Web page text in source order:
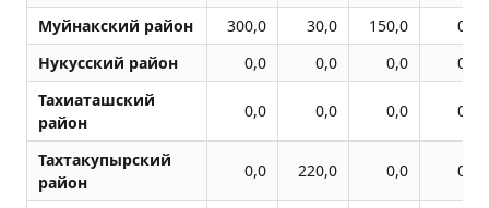
Муйнакский район 300,0 30,0 150,0
0,0
Нукусский район
0,0 0,0 0,0
0,0
Тахиаташский
район
0,0 0,0 0,0 0,0
Тахтакупырский
район
0,0 220,0 0,0 0,0